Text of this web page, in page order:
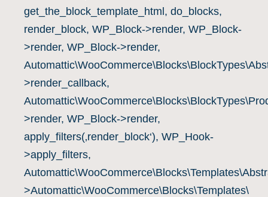
get_the_block_template_html, do_blocks,
render_block, WP_Block->render, WP_Block-
>render, WP_Block->render,
>render_callback,
>render, WP_Block->render,
apply_filters(‚render_block‘), WP_Hook-
>apply_filters,
>Automattic\WooCommerce\Blocks\Templates\